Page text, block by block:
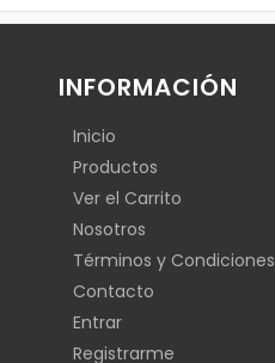
INFORMACIÓN
Inicio
Productos
Ver el Carrito
Nosotros
Términos y Condiciones
Contacto
Entrar
Registrarme